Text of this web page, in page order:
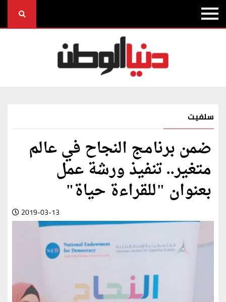
سلفيت
ضمن برنامج النجاح في عالم
متغير.. تنفيذ ورشة عمل
بعنوان "للقراءة حياة"
2019-03-13